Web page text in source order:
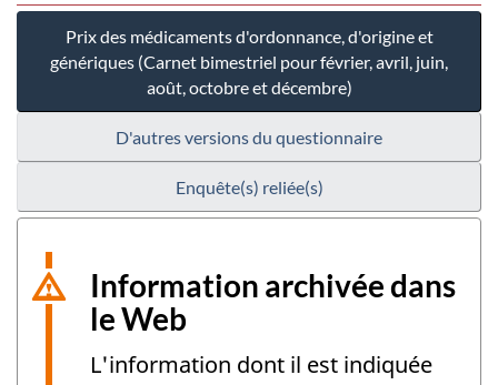
Prix des médicaments d'ordonnance, d'origine et
génériques (Carnet bimestriel pour février, avril, juin,
août, octobre et décembre)
D'autres versions du questionnaire
Enquête(s) reliée(s)
Information archivée dans
le Web
L'information dont il est indiquée